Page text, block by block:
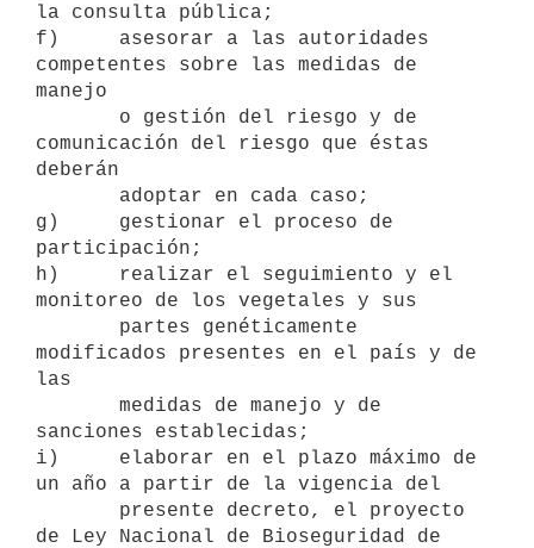
la consulta pública;
f)     asesorar a las autoridades
competentes sobre las medidas de
manejo
comunicación del riesgo que éstas
deberán
g)     gestionar el proceso de
participación;
h)     realizar el seguimiento y el
monitoreo de los vegetales y sus
modificados presentes en el país y de
las
sanciones establecidas;
i)     elaborar en el plazo máximo de
un año a partir de la vigencia del
de Ley Nacional de Bioseguridad de